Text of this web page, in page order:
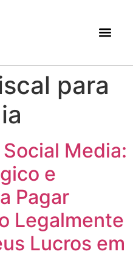
para
Media:
e
Pagar
Legalmente
Lucros em